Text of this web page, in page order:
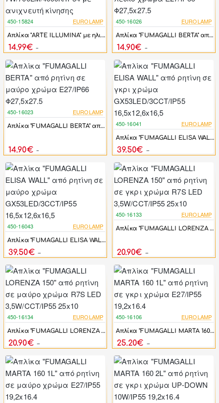
-17%
450-15824 EUROLAMP
Απλίκα "ARTE ILLUMINA" με ηλιακό panel 7W/700LM/4000Κ/IP54 με ανιχνευτή κίνησης
14.99€
-17%
450-16026 EUROLAMP
Απλίκα "FUMAGALLI BERTA" από ρητίνη σε λευκό χρώμα E27/IP66 Φ27,5x27.5
14.90€
-17%
450-16023 EUROLAMP
Απλίκα "FUMAGALLI BERTA" από ρητίνη σε μαύρο χρώμα E27/IP66 Φ27,5x27.5
14.90€
-17%
450-16041 EUROLAMP
Απλίκα "FUMAGALLI ELISA WALL" από ρητίνη σε γκρι χρώμα GX53LED/3CCT/IP55 16,5x12,6x16,5
39.50€
-17%
450-16043 EUROLAMP
Απλίκα "FUMAGALLI ELISA WALL" από ρητίνη σε μαύρο χρώμα GX53LED/3CCT/IP55 16,5x12,6x16,5
39.50€
-17%
450-16133 EUROLAMP
Απλίκα "FUMAGALLI LORENZA 150" από ρητίνη σε γκρι χρώμα R7S LED 3,5W/CCT/IP55 25x10
20.90€
-17%
450-16134 EUROLAMP
Απλίκα "FUMAGALLI LORENZA 150" από ρητίνη σε μαύρο χρώμα R7S LED 3,5W/CCT/IP55 25x10
20.90€
-17%
450-16106 EUROLAMP
Απλίκα "FUMAGALLI MARTA 160 1L" από ρητίνη σε γκρι χρώμα E27/IP55 19,2x16.4
25.20€